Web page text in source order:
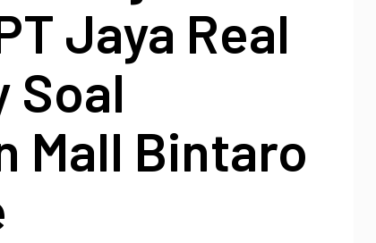
Jaya Real
Soal
Mall Bintaro